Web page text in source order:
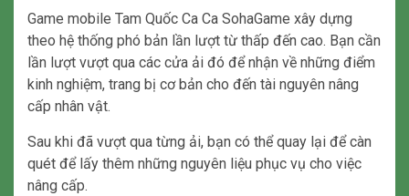
Game mobile Tam Quốc Ca Ca SohaGame xây dựng
theo hệ thống phó bản lần lượt từ thấp đến cao. Bạn cần
lần lượt vượt qua các cửa ải đó để nhận về những điểm
kinh nghiệm, trang bị cơ bản cho đến tài nguyên nâng
cấp nhân vật.
Sau khi đã vượt qua từng ải, bạn có thể quay lại để càn
quét để lấy thêm những nguyên liệu phục vụ cho việc
nâng cấp.